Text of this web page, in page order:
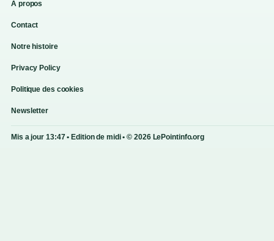
A propos
Contact
Notre histoire
Privacy Policy
Politique des cookies
Newsletter
Mis a jour 13:47 • Edition de midi • © 2026 LePointinfo.org